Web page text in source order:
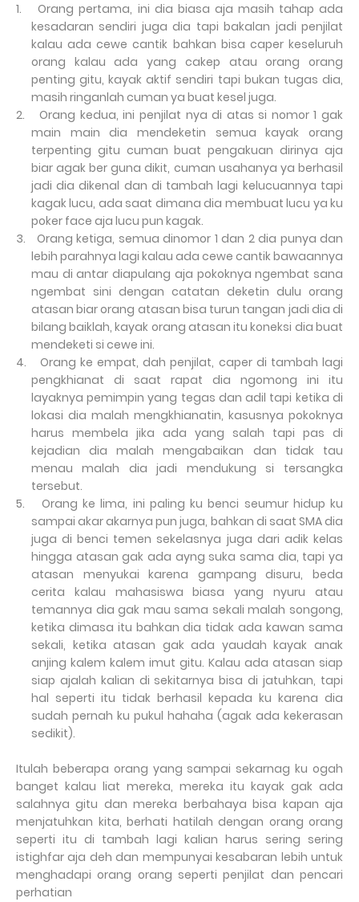
1.
Orang pertama, ini dia biasa aja masih tahap ada
kesadaran sendiri juga dia tapi bakalan jadi penjilat
kalau ada cewe cantik bahkan bisa caper keseluruh
orang kalau ada yang cakep atau orang orang
penting gitu, kayak aktif sendiri tapi bukan tugas dia,
masih ringanlah cuman ya buat kesel juga.
2.
Orang kedua, ini penjilat nya di atas si nomor 1 gak
main main dia mendeketin semua kayak orang
terpenting gitu cuman buat pengakuan dirinya aja
biar agak ber guna dikit, cuman usahanya ya berhasil
jadi dia dikenal dan di tambah lagi kelucuannya tapi
kagak lucu, ada saat dimana dia membuat lucu ya ku
poker face aja lucu pun kagak.
3.
Orang ketiga, semua dinomor 1 dan 2 dia punya dan
lebih parahnya lagi kalau ada cewe cantik bawaannya
mau di antar diapulang aja pokoknya ngembat sana
ngembat sini dengan catatan deketin dulu orang
atasan biar orang atasan bisa turun tangan jadi dia di
bilang baiklah, kayak orang atasan itu koneksi dia buat
mendeketi si cewe ini.
4.
Orang ke empat, dah penjilat, caper di tambah lagi
pengkhianat di saat rapat dia ngomong ini itu
layaknya pemimpin yang tegas dan adil tapi ketika di
lokasi dia malah mengkhianatin, kasusnya pokoknya
harus membela jika ada yang salah tapi pas di
kejadian dia malah mengabaikan dan tidak tau
menau malah dia jadi mendukung si tersangka
tersebut.
5.
Orang ke lima, ini paling ku benci seumur hidup ku
sampai akar akarnya pun juga, bahkan di saat SMA dia
juga di benci temen sekelasnya juga dari adik kelas
hingga atasan gak ada ayng suka sama dia, tapi ya
atasan menyukai karena gampang disuru, beda
cerita kalau mahasiswa biasa yang nyuru atau
temannya dia gak mau sama sekali malah songong,
ketika dimasa itu bahkan dia tidak ada kawan sama
sekali, ketika atasan gak ada yaudah kayak anak
anjing kalem kalem imut gitu. Kalau ada atasan siap
siap ajalah kalian di sekitarnya bisa di jatuhkan, tapi
hal seperti itu tidak berhasil kepada ku karena dia
sudah pernah ku pukul hahaha (agak ada kekerasan
sedikit).
Itulah beberapa orang yang sampai sekarnag ku ogah
banget kalau liat mereka, mereka itu kayak gak ada
salahnya gitu dan mereka berbahaya bisa kapan aja
menjatuhkan kita, berhati hatilah dengan orang orang
seperti itu di tambah lagi kalian harus sering sering
istighfar aja deh dan mempunyai kesabaran lebih untuk
menghadapi orang orang seperti penjilat dan pencari
perhatian